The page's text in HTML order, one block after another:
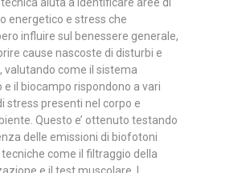
aiuta a identificare aree di
energetico e stress che
influire sul benessere generale,
cause nascoste di disturbi e
valutando come il sistema
e il biocampo rispondono a vari
stress presenti nel corpo e
Questo e’ ottenuto testando
delle emissioni di biofotoni
come il filtraggio della